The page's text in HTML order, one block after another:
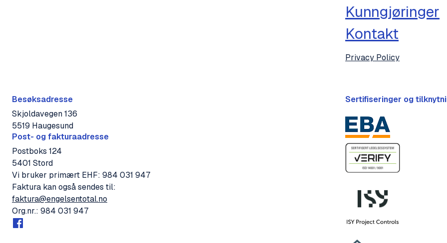
Kunngjøringer
Kontakt
Privacy Policy
Besøksadresse
Skjoldavegen 136
5519 Haugesund
Post- og fakturaadresse
Postboks 124
5401 Stord
Vi bruker primært EHF: 984 031 947
Faktura kan også sendes til:
faktura@engelsentotal.no
Org.nr.: 984 031 947
Sertifiseringer og